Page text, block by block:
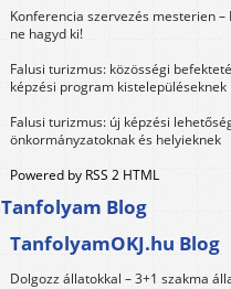
Konferencia szervezés mesterien –
ne hagyd ki!
Falusi turizmus: közösségi
képzési program kistelepüléseknek
Falusi turizmus: új képzési
önkormányzatoknak és helyieknek
Powered by RSS 2 HTML
Tanfolyam Blog
TanfolyamOKJ.hu Blog
Dolgozz állatokkal – 3+1 szakma